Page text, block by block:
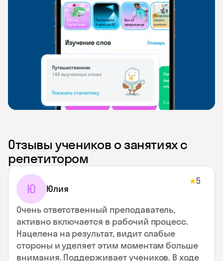
Отзывы учеников о занятиях с
репетитором
Ю Юлия
★5
Очень ответственный преподаватель,
активно включается в рабочий процесс.
Нацелена на результат, видит слабые
стороны и уделяет этим моментам больше
внимания. Поддерживает учеников. В ходе